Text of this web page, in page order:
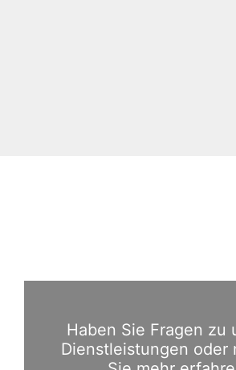
Haben Sie Fragen zu
Dienstleistungen oder